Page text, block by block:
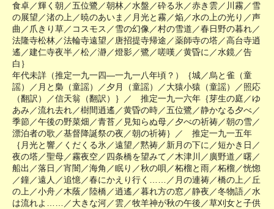
食卓／輝く朝／五位鷺／朝林／水盤／砕る氷／赤き雲／川霧／雪
の展望／渚の上／暁のあいま／月光と霧／焔／水の上の光り／声
曲／爪きり草／コスモス／雪の幻像／村の雪道／春日野の暮れ／
法隆寺松林／法輪寺遠望／唐招提寺帰途／薬師寺の塔／高台寺逍
遙／建仁寺夜半／松／瀞／燈影／鷺／嗟嘆／黄昏に／水鏡／告
白｝
年代未詳（推定一九一四―一九一八年頃？）｛城／烏と雀（童
謡）／月と梟（童謡）／夕月（童謡）／大猿小猿（童謡）／照応
（翻訳）／信天翁（翻訳）｝／ 推定一九一六年｛芽生の庭／ゆ
あみ／流れ去れ／樹間逍遙／黄昏の時／五位鷺／静かなる夕べ／
季節／午後の野菜畑／青苔／見知らぬ母／夕べの祈祷／朝の雪／
漂泊者の歌／基督降誕祭の夜／朝の祈祷｝／ 推定一九一五年
｛月光と響／くだくる氷／遠望／黙祷／新月の下に／短かき日／
夜の塔／聖母／霧夜空／四条橋を望みて／木津川／廣野道／曙／
船出／落日／宵闇／海角／眠り／秋の唄／柘榴と雨／柘榴／恍惚
／鐘／遠人／追憶／春にかえり行く……／月の連祷／橋の上／丘
の上／小舟／木蔭／陸橋／逍遙／暮れ方の窓／静夜／冬物語／水
は流れよ……／大きな河／雲／牧羊神が秋の午後／草刈女と子供